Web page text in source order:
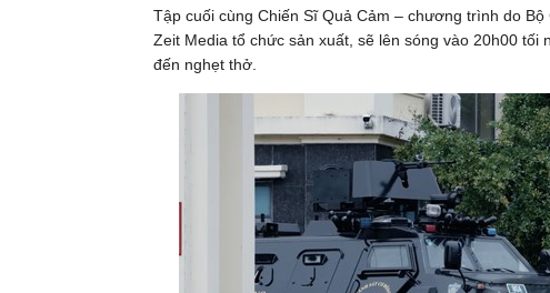
Tập cuối cùng Chiến Sĩ Quả Cảm – chương trình do
Zeit Media tổ chức sản xuất, sẽ lên sóng vào 20h00 tối
đến nghẹt thở.